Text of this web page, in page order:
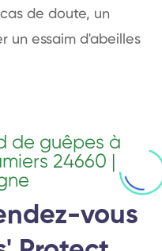
de doute, un
un essaim d'abeilles
de guêpes à
24660 |
vous